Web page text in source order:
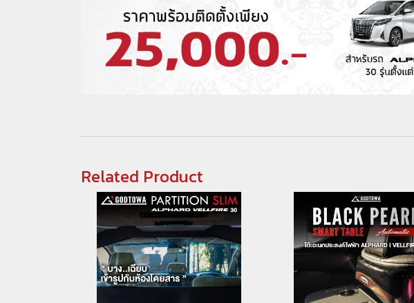
Related Product